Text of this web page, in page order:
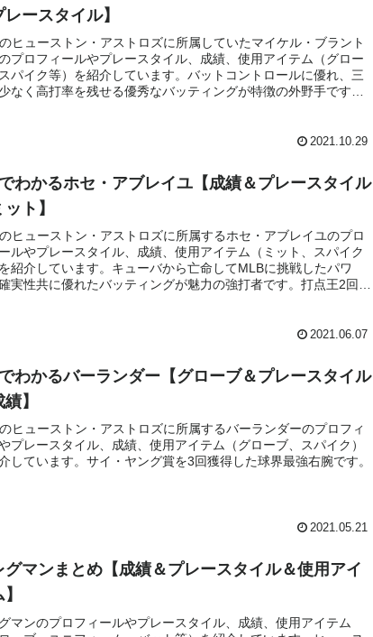
レースタイル】
ヒューストン・アストロズに所属していたマイケル・ブラント
プロフィールやプレースタイル、成績、使用アイテム（グロー
パイク等）を紹介しています。バットコントロールに優れ、三
なく高打率を残せる優秀なバッティングが特徴の外野手です。
2021.10.29
わかるホセ・アブレイユ【成績＆プレースタイル
ト】
ヒューストン・アストロズに所属するホセ・アブレイユのプロ
ルやプレースタイル、成績、使用アイテム（ミット、スパイク
紹介しています。キューバから亡命してMLBに挑戦したパワ
実性共に優れたバッティングが魅力の強打者です。打点王2回、
2021.06.07
わかるバーランダー【グローブ＆プレースタイル
】
ヒューストン・アストロズに所属するバーランダーのプロフィ
プレースタイル、成績、使用アイテム（グローブ、スパイク）
しています。サイ・ヤング賞を3回獲得した球界最強右腕です。
2021.05.21
グマンまとめ【成績＆プレースタイル＆使用アイ
マンのプロフィールやプレースタイル、成績、使用アイテム